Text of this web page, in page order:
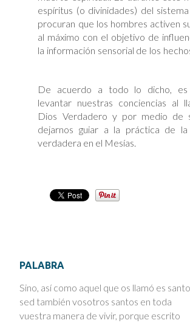
espíritus (o divinidades) del
procuran que los hombres activen
al máximo con el objetivo de
la información sensorial de los
De acuerdo a todo lo dicho, es
levantar nuestras conciencias al
Dios Verdadero y por medio de
dejarnos guiar a la práctica de la
verdadera en el Mesías.
PALABRA
Sino, así como aquel que os llamó es
sed también vosotros santos en toda
vuestra manera de vivir, porque escrito